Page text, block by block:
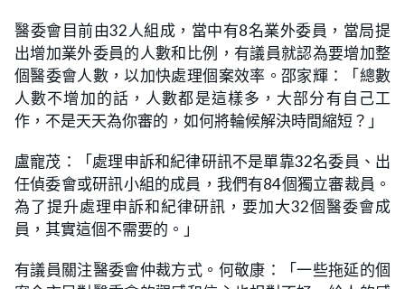
%
醫委會目前由32人組成，當中有8名業外委員，當局提
出增加業外委員的人數和比例，有議員就認為要增加整
個醫委會人數，以加快處理個案效率。邵家輝：「總數
人數不增加的話，人數都是這樣多，大部分有自己工
作，不是天天為你審的，如何將輪候解決時間縮短？」
盧寵茂：「處理申訴和紀律研訊不是單靠32名委員、出
任偵委會或研訊小組的成員，我們有84個獨立審裁員。
為了提升處理申訴和紀律研訊，要加大32個醫委會成
員，其實這個不需要的。」
有議員關注醫委會仲裁方式。何敬康：「一些拖延的個